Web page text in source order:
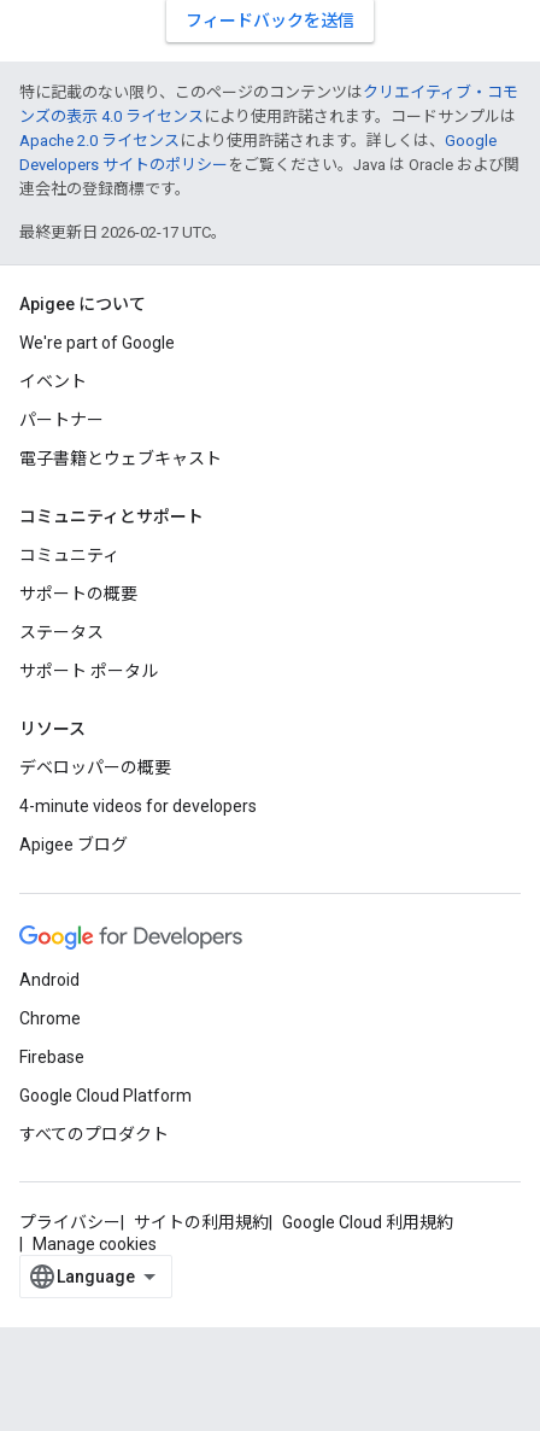
フィードバックを送信
特に記載のない限り、このページのコンテンツはクリエイティブ・コモ
ンズの表示 4.0 ライセンス により使用許諾されます。コードサンプルは
Apache 2.0 ライセンス により使用許諾されます。詳しくは、 Google
Developers サイトのポリシー をご覧ください。Java は Oracle および関
連会社の登録商標です。
最終更新日 2026-02-17 UTC。
Apigee について
We're part of Google
イベント
パートナー
電子書籍とウェブキャスト
コミュニティとサポート
コミュニティ
サポートの概要
ステータス
サポート ポータル
リソース
デベロッパーの概要
4-minute videos for developers
Apigee ブログ
Android
Chrome
Firebase
Google Cloud Platform
すべてのプロダクト
プライバシー サイトの利用規約
Google Cloud 利用規約
Manage cookies